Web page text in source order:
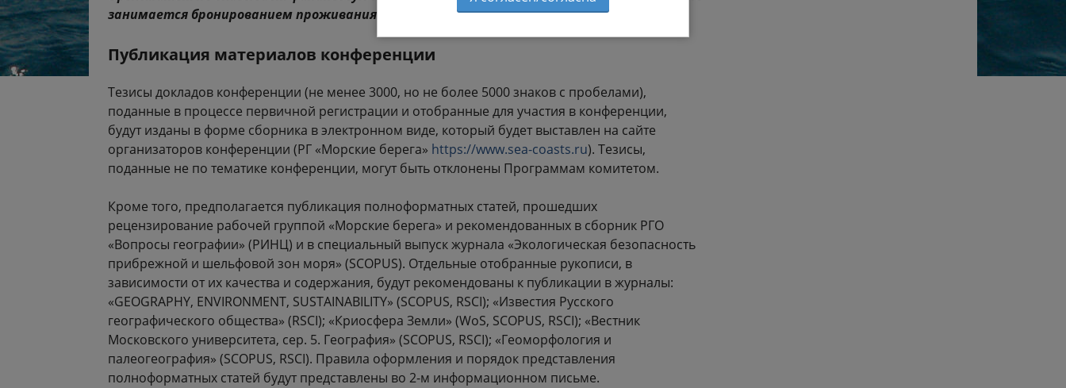
занимается бронированием проживания для участников конференции.
Публикация материалов конференции
Тезисы докладов конференции (не менее 3000, но не более 5000 знаков с пробелами),
поданные в процессе первичной регистрации и отобранные для участия в конференции,
будут изданы в форме сборника в электронном виде, который будет выставлен на сайте
организаторов конференции (РГ «Морские берега» https://www.sea-coasts.ru). Тезисы,
поданные не по тематике конференции, могут быть отклонены Программам комитетом.
Кроме того, предполагается публикация полноформатных статей, прошедших
рецензирование рабочей группой «Морские берега» и рекомендованных в сборник РГО
«Вопросы географии» (РИНЦ) и в специальный выпуск журнала «Экологическая безопасность
прибрежной и шельфовой зон моря» (SCOPUS). Отдельные отобранные рукописи, в
зависимости от их качества и содержания, будут рекомендованы к публикации в журналы:
«GEOGRAPHY, ENVIRONMENT, SUSTAINABILITY» (SCOPUS, RSCI); «Известия Русского
географического общества» (RSCI); «Криосфера Земли» (WoS, SCOPUS, RSCI); «Вестник
Московского университета, сер. 5. География» (SCOPUS, RSCI); «Геоморфология и
палеогеография» (SCOPUS, RSCI). Правила оформления и порядок представления
полноформатных статей будут представлены во 2-м информационном письме.